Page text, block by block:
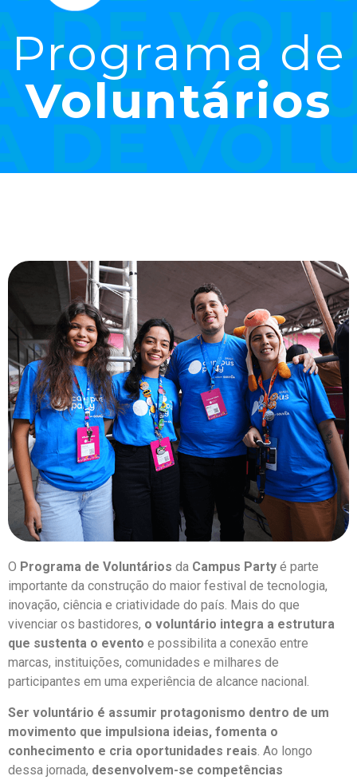
Programa de
Voluntários
O Programa de Voluntários da Campus Party é parte
importante da construção do maior festival de tecnologia,
inovação, ciência e criatividade do país. Mais do que
vivenciar os bastidores, o voluntário integra a estrutura
que sustenta o evento e possibilita a conexão entre
marcas, instituições, comunidades e milhares de
participantes em uma experiência de alcance nacional.
Ser voluntário é assumir protagonismo dentro de um
movimento que impulsiona ideias, fomenta o
conhecimento e cria oportunidades reais . Ao longo
dessa jornada, desenvolvem-se competências